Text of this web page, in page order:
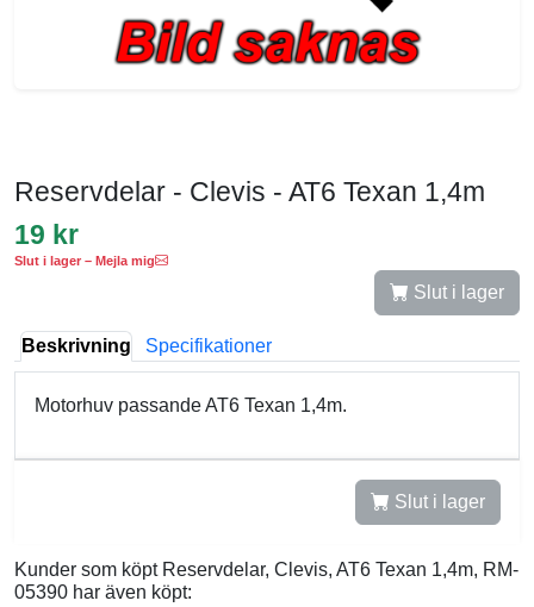
Reservdelar - Clevis - AT6 Texan 1,4m
19 kr
Slut i lager – Mejla mig
Slut i lager
Beskrivning Specifikationer
Motorhuv passande AT6 Texan 1,4m.
Slut i lager
Kunder som köpt Reservdelar, Clevis, AT6 Texan 1,4m, RM-
05390 har även köpt: